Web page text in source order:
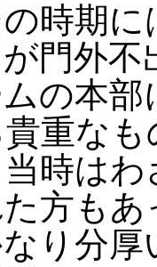
時期に
門外
の本
重な
時は
方も
り分